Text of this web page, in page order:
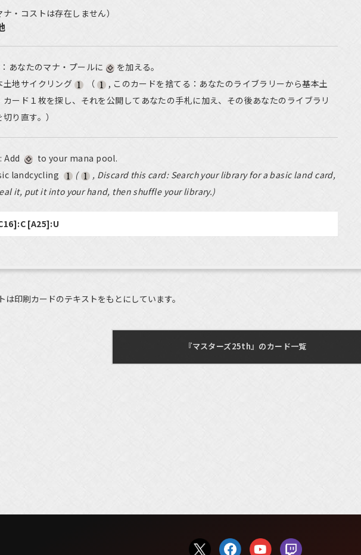
ナ・コストは存在しません）
：あなたのマナ・プールに
を加える。
土地サイクリング
（
, このカードを捨てる：あなたのライブラリーから基本土
カード１枚を探し、それを公開してあなたの手札に加え、その後あなたのライブラリ
切り直す。）
: Add
to your mana pool.
landcycling
(
, Discard this card: Search your library for a basic land card,
it, put it into your hand, then shuffle your library.)
[A25]:U
は印刷カードのテキストをもとにしています。
『マスターズ25th』のカード一覧